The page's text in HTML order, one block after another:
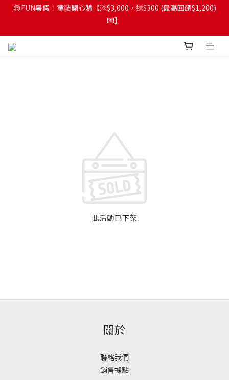
😍FUN暑假！童裝開心購【滿$3,000，送$300 (最高回饋$1,200)
💌】
😍FUN暑假！童裝開心購【滿$3,000，送$300 (最高回饋$1,200)
💌】
此活動已下架
關於
聯絡我們
銷售據點